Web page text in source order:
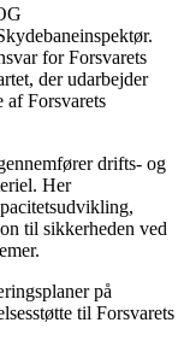
for Forsvarets
der udarbejder
af Forsvarets
drifts- og
Her
til sikkerheden ved
på
til Forsvarets